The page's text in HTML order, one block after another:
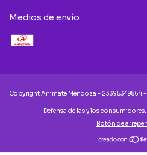
Medios de envío
Copyright Animate Mendoza - 23395349864
Defensa de las y los
Botón de